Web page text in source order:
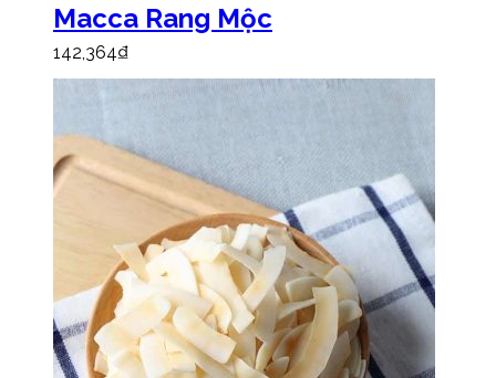
Macca Rang Mộc
142,364₫